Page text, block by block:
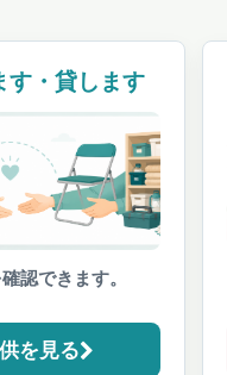
す・貸します
認できます。
を見る